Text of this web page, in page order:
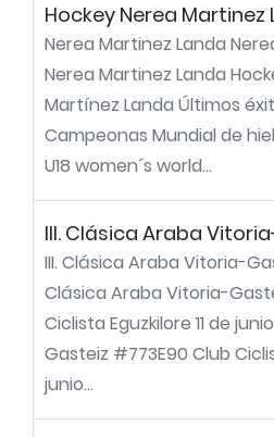
Hockey Nerea Martinez
Nerea Martinez Landa
Nerea Martinez Landa
Martínez Landa Últimos
Campeonas Mundial de
U18 women´s world...
III. Clásica Araba
III. Clásica Araba Vitoria-
Clásica Araba Vitoria-
Ciclista Eguzkilore 11 de
Gasteiz #773E90 Club
junio...